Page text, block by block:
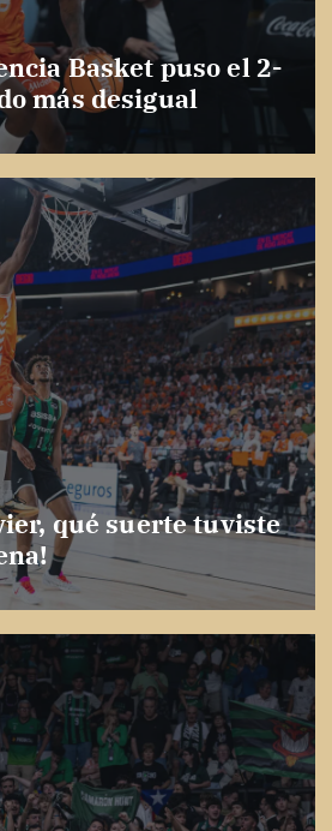
Basket puso el 2-
más desigual
qué suerte tuviste